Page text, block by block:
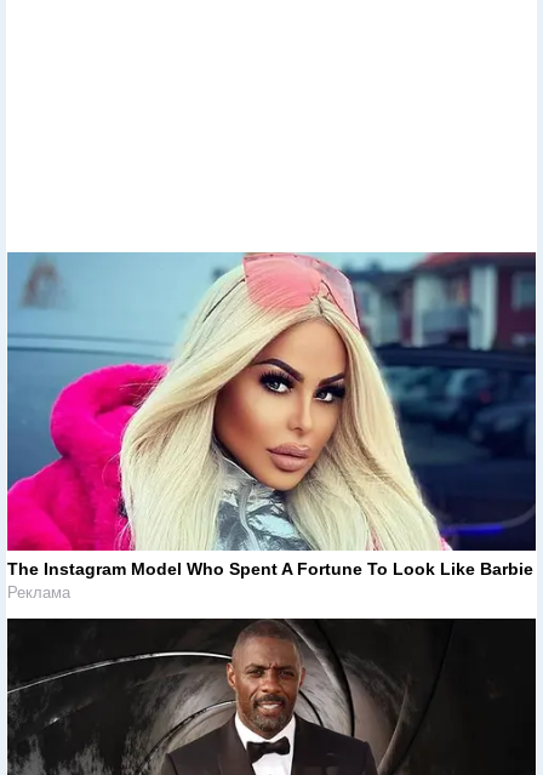
The Instagram Model Who Spent A Fortune To Look Like Barbie
Реклама